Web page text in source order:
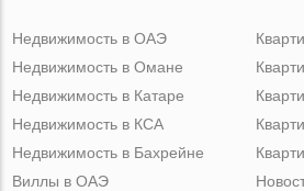
Недвижимость в ОАЭ
Недвижимость в Омане
Недвижимость в Катаре
Недвижимость в КСА
Недвижимость в Бахрейне
Виллы в ОАЭ